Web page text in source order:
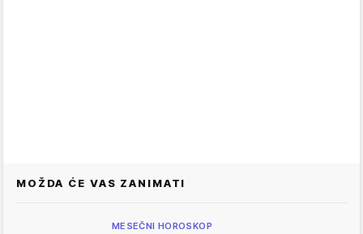
MOŽDA ĆE VAS ZANIMATI
MESEČNI HOROSKOP